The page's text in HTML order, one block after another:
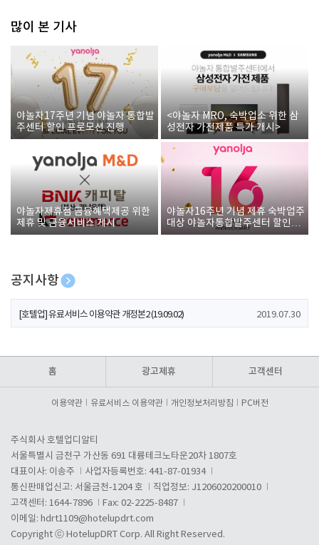
많이 본 기사
야놀자17주년 기념 야놀자 통합발
주센터 할인 프로모션 진행
<야놀자 MRO, 숙박업소 위한 삼
성전자 가전제품 특가 개시>
야놀자제휴점 금융혜택제공 위한
제휴 및 금융서비스 게시
야놀자16주년 기념 제휴 숙박업주
대상 야놀자통합발주센터 할인쿠
폰 증정
공지사항
[호텔업] 개인정보 처리방침 개정본1 (19.09.02)
[호텔업] 유료서비스 이용약관 개정본2 (19.09.02) 2019.07.30
홈 광고제휴 고객센터
이용약관 유료서비스 이용약관 개인정보처리방침 PC버전
주식회사 호텔업디알티
서울특별시 금천구 가산동 691 대륭테크노타운20차 1807호
대표이사: 이송주
사업자등록번호: 441-87-01934
통신판매업신고: 서울금천-1204 호
직업정보: J1206020200010
고객센터: 1644-7896
Fax: 02-2225-8487
이메일: hdrt1109@hotelupdrt.com
Copyright ⓒ HotelupDRT Corp. All Right Reserved.